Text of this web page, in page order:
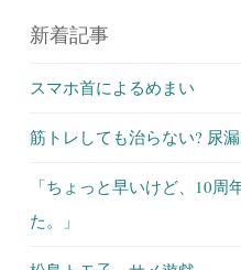
新着記事
スマホ首によるめまい
筋トレしても治らない? 尿
「ちょっと早いけど、10
た。」